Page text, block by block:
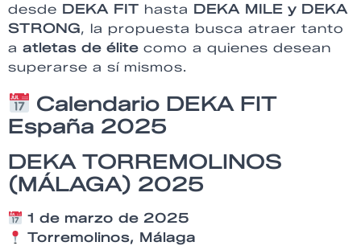
desde DEKA FIT hasta DEKA MILE y DEKA
STRONG, la propuesta busca atraer tanto
a atletas de élite como a quienes desean
superarse a sí mismos.
Calendario DEKA FIT
España 2025
DEKA TORREMOLINOS
(MÁLAGA) 2025
1 de marzo de 2025
Torremolinos, Málaga